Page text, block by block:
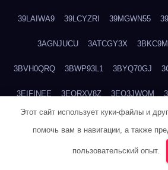
39LAIWA9 39LCYZRI 39MGWN55
3AGNJUCU 3ATCGY3X
3BVH0QRQ 3BWP93L1 3BYQ70GJ
3EIFINEE 3EORXV8Z 3EQ3JWOM
3GGDN4OR
Этот сайт использует куки-файлы и
помочь вам в навигации, а также
пользовательский опыт.